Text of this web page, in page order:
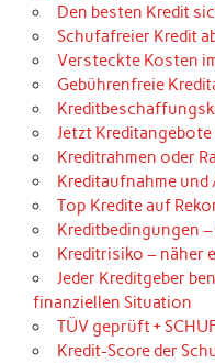
Den besten Kredit
Schufafreier Kredit
Versteckte Kosten
Gebührenfreie
Jetzt
Kreditrahmen oder
Kreditaufnahme und
Top Kredite auf
Kreditbedingungen
Kreditrisiko – näher
Jeder Kreditgeber
finanziellen Situation
TÜV geprüft +
Kredit-Score der